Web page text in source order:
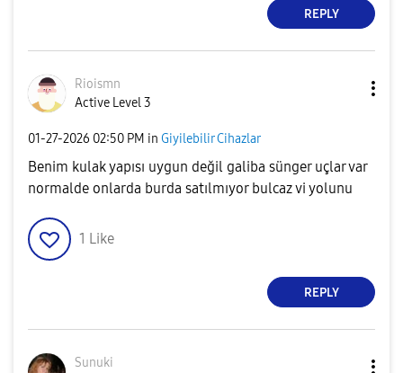
REPLY
Rioismn
Active Level 3
‎01-27-2026 02:50 PM in Giyilebilir Cihazlar
Benim kulak yapısı uygun değil galiba sünger uçlar var
normalde onlarda burda satılmıyor bulcaz vi yolunu
1 Like
REPLY
Sunuki